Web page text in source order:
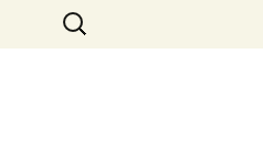
Suchen
nach: